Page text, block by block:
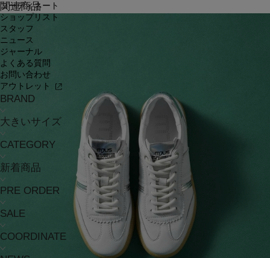
コーディネート
ショップリスト
スタッフ
ニュース
ジャーナル
よくある質問
お問い合わせ
アウトレット
BRAND
大きいサイズ
CATEGORY
新着商品
PRE ORDER
SALE
COORDINATE
関連商品